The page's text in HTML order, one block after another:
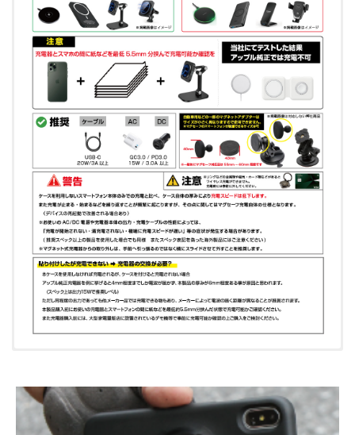
マグネット対応
R+Ring3
マグネット対応
R+Ring3